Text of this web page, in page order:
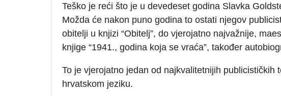
Teško je reći što je u devedeset godina Slavka
Možda će nakon puno godina to ostati njegov
obitelji u knjizi “Obitelj”, do vjerojatno najvažnije,
knjige “1941., godina koja se vraća”, također
To je vjerojatno jedan od najkvalitetnijih publicističkih
hrvatskom jeziku.